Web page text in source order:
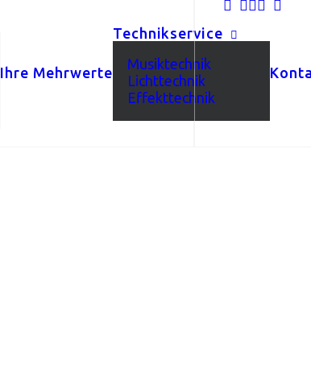
Ihre Mehrwerte
Technikservice
Musiktechnik
Lichttechnik
Effekttechnik